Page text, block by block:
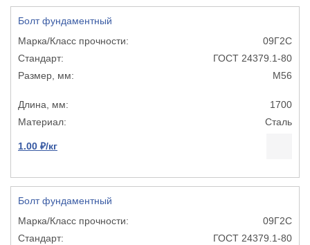
Болт фундаментный
09Г2С
ГОСТ 24379.1-80
М56
1700
Сталь
1.00 ₽/кг
Болт фундаментный
09Г2С
ГОСТ 24379.1-80